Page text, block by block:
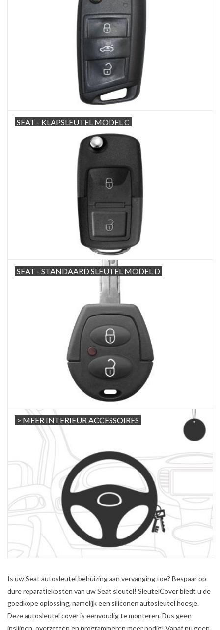
SEAT - KLAPSLEUTEL MODEL C
SEAT - STANDAARD SLEUTEL MODEL D
> MEER INTERIEUR ACCESSOIRES
Is uw Seat autosleutel behuizing aan vervanging toe? Bespaar op
dure reparatiekosten van uw Seat sleutel! SleutelCover biedt u de
goedkope oplossing, namelijk een siliconen autosleutel hoesje.
Deze autosleutel cover is eenvoudig te monteren. Dus geen
inslijpen, overzetten en programmeren meer nodig! Vanaf nu geen